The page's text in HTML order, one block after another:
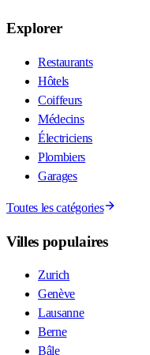
Explorer
Restaurants
Hôtels
Coiffeurs
Médecins
Électriciens
Plombiers
Garages
Toutes les catégories
Villes populaires
Zurich
Genève
Lausanne
Berne
Bâle